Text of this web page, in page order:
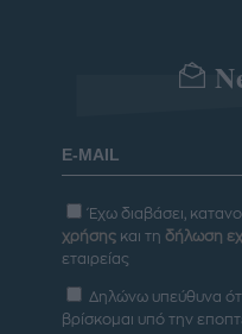
Έχω διαβάσει,
χρήσης και τη δήλωση
εταιρείας
Δηλώνω υπεύθυνα
βρίσκομαι υπό την